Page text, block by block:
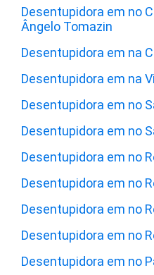
Desentupidora em no
Ângelo Tomazin
Desentupidora em na
Desentupidora em na
Desentupidora em no
Desentupidora em no
Desentupidora em no
Desentupidora em no
Desentupidora em no
Desentupidora em no
Desentupidora em no